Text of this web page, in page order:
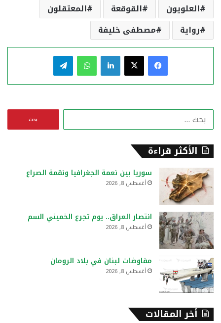
العلويون القوقعة
المعتقلون
رواية
مصطفى خليفة
فيسبوك لينكدإن واتساب
ن
الأكثر قراءة
سوريا بين نعمة الجغرافيا ونقمة الصراع
أغسطس 8, 2026
انتصار العراق.. يوم تجرع الخميني السم
أغسطس 8, 2026
مفاوضات لبنان في بلاد الرومان
أغسطس 8, 2026
أخر المقالات